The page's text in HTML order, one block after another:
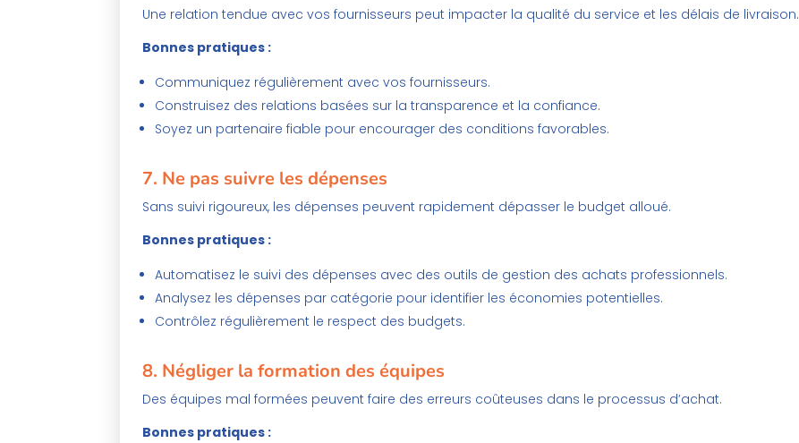
Une relation tendue avec vos fournisseurs peut impacter la qualité du service et les délais de livraison.
Bonnes pratiques :
Communiquez régulièrement avec vos fournisseurs.
Construisez des relations basées sur la transparence et la confiance.
Soyez un partenaire fiable pour encourager des conditions favorables.
7. Ne pas suivre les dépenses
Sans suivi rigoureux, les dépenses peuvent rapidement dépasser le budget alloué.
Bonnes pratiques :
Automatisez le suivi des dépenses avec des outils de gestion des achats professionnels.
Analysez les dépenses par catégorie pour identifier les économies potentielles.
Contrôlez régulièrement le respect des budgets.
8. Négliger la formation des équipes
Des équipes mal formées peuvent faire des erreurs coûteuses dans le processus d’achat.
Bonnes pratiques :